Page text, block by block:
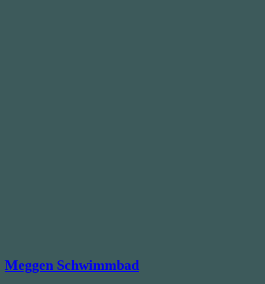
Meggen Schwimmbad